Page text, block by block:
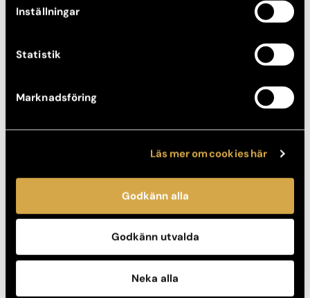
Inställningar
Statistik
Marknadsföring
Läs mer om cookies här
Godkänn alla
Godkänn utvalda
Neka alla
Okategoriserat, Patientberättelser, Ansikte
Tankar om läppar och självförtroende
17 november, 2014